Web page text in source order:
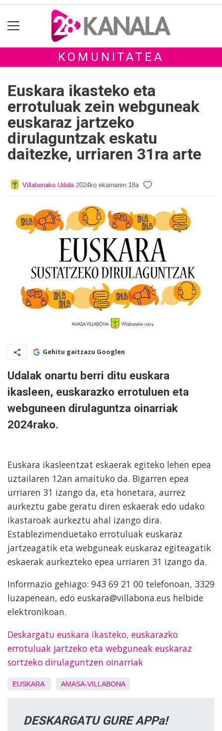
KOMUNITATEA
Euskara ikasteko eta
errotuluak zein webguneak
euskaraz jartzeko
dirulaguntzak eskatu
daitezke, urriaren 31ra arte
Villabonako Udala 2024ko ekainaren 18a
Gehitu gaitzazu Googlen
Udalak onartu berri ditu euskara
ikasleen, euskarazko errotuluen eta
webguneen dirulaguntza oinarriak
2024rako.
Euskara ikasleentzat eskaerak egiteko lehen epea
uztailaren 12an amaituko da. Bigarren epea
urriaren 31 izango da, eta honetara, aurrez
aurkeztu gabe geratu diren eskaerak edo udako
ikastaroak aurkeztu ahal izango dira.
Establezimenduetako errotuluak euskaraz
jartzeagatik eta webguneak euskaraz egiteagatik
eskaerak aurkezteko epea urriaren 31 izango da.
Informazio gehiago: 943 69 21 00 telefonoan, 3329
luzapenean, edo euskara@villabona.eus helbide
elektronikoan.
Deskargatu euskara ikasteko, euskarazko
errotuluak jartzeko eta webguneak euskaraz
sortzeko dirulaguntzen oinarriak
EUSKARA AMASA-VILLABONA
DESKARGATU GURE APPa!